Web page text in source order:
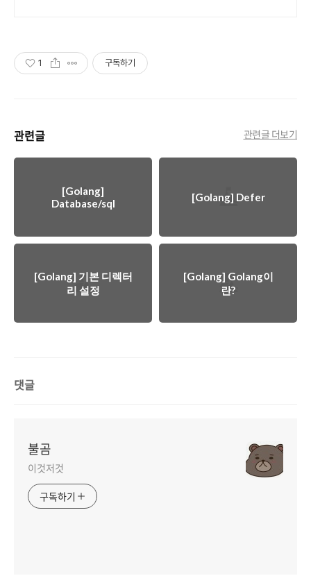
1 구독하기
관련글 관련글 더보기
[Golang]
Database/sql
[Golang] Defer
[Golang] 기본 디렉터
리 설정
[Golang] Golang이
란?
댓글
불곰
이것저것
구독하기